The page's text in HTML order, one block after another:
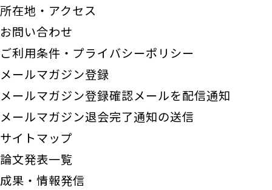
所在地・アクセス
お問い合わせ
ご利用条件・プライバシーポリシー
メールマガジン登録
メールマガジン登録確認メールを配信通知
メールマガジン退会完了通知の送信
サイトマップ
論文発表一覧
成果・情報発信